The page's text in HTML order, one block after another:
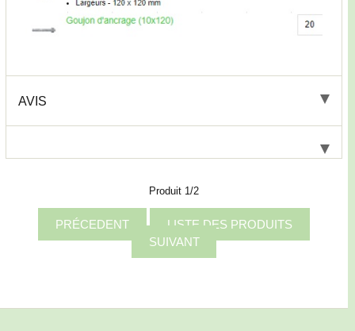
AVIS
Produit 1/2
PRÉCEDENT
LISTE DES PRODUITS
SUIVANT